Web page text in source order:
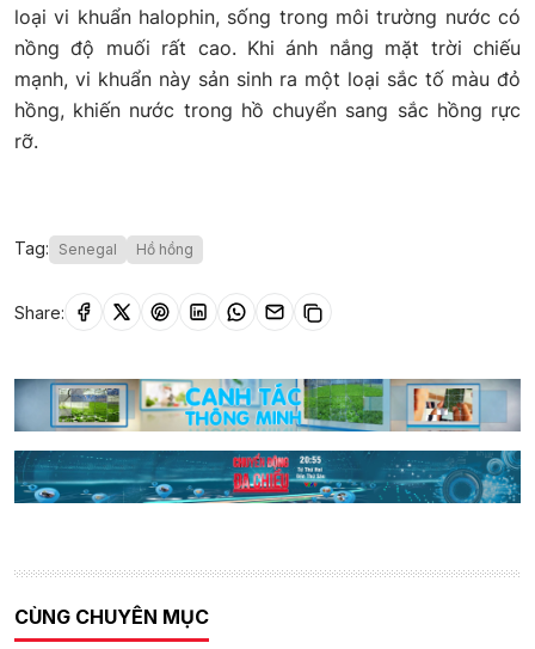
loại vi khuẩn halophin, sống trong môi trường nước có
nồng độ muối rất cao. Khi ánh nắng mặt trời chiếu
mạnh, vi khuẩn này sản sinh ra một loại sắc tố màu đỏ
hồng, khiến nước trong hồ chuyển sang sắc hồng rực
rỡ.
Tag: Senegal Hồ hồng
Share:
CÙNG CHUYÊN MỤC